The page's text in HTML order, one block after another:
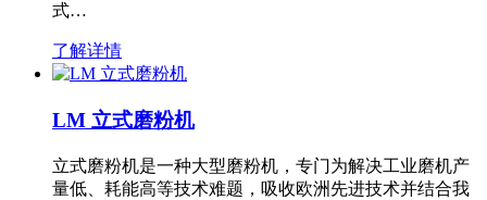
式…
了解详情
LM 立式磨粉机
立式磨粉机是一种大型磨粉机，专门为解决工业磨机产
量低、耗能高等技术难题，吸收欧洲先进技术并结合我